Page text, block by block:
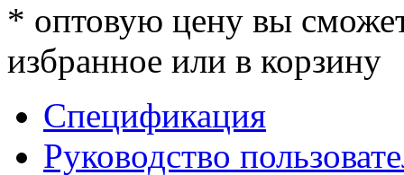
* оптовую цену вы
избранное или в корзину
Спецификация
Руководство